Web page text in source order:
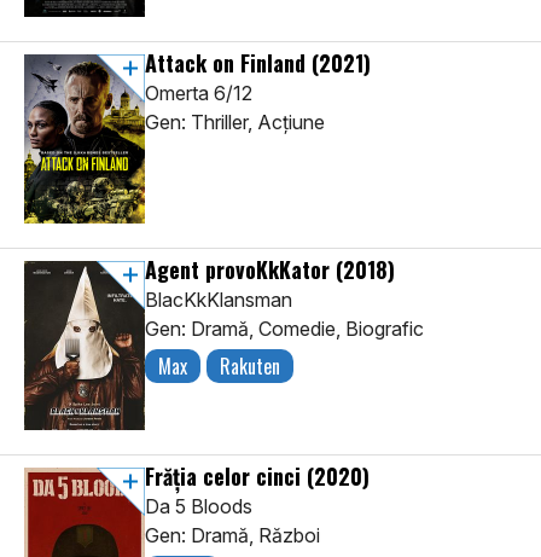
Attack on Finland (2021)
Omerta 6/12
Gen: Thriller, Acţiune
Agent provoKkKator (2018)
BlacKkKlansman
Gen: Dramă, Comedie, Biografic
Max Rakuten
Frăția celor cinci (2020)
Da 5 Bloods
Gen: Dramă, Război